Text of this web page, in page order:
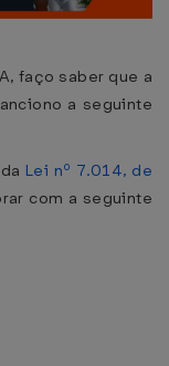
faço saber que a
a seguinte
Lei nº 7.014, de
com a seguinte